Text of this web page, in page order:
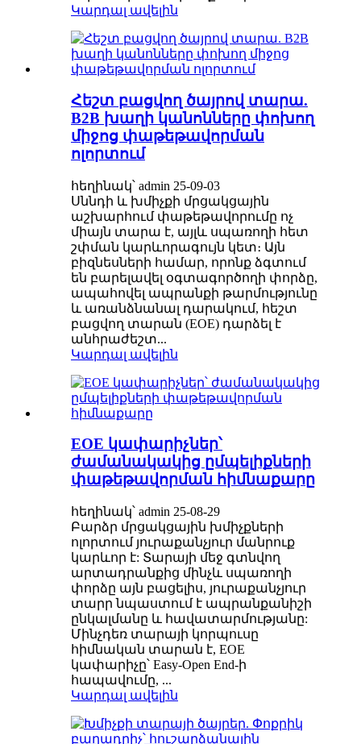
Կարդալ ավելին
Հեշտ բացվող ծայրով տարա.
B2B խաղի կանոնները փոխող
միջոց փաթեթավորման
ոլորտում
հեղինակ՝ admin 25-09-03
Սննդի և խմիչքի մրցակցային
աշխարհում փաթեթավորումը ոչ
միայն տարա է, այլև սպառողի հետ
շփման կարևորագույն կետ։ Այն
բիզնեսների համար, որոնք ձգտում
են բարելավել օգտագործողի փորձը,
ապահովել ապրանքի թարմությունը
և առանձնանալ դարակում, հեշտ
բացվող տարան (EOE) դարձել է
անհրաժեշտ...
Կարդալ ավելին
EOE կափարիչներ՝
ժամանակակից ըմպելիքների
փաթեթավորման հիմնաքարը
հեղինակ՝ admin 25-08-29
Բարձր մրցակցային խմիչքների
ոլորտում յուրաքանչյուր մանրուք
կարևոր է: Տարայի մեջ գտնվող
արտադրանքից մինչև սպառողի
փորձը այն բացելիս, յուրաքանչյուր
տարր նպաստում է ապրանքանիշի
ընկալմանը և հավատարմությանը:
Մինչդեռ տարայի կորպուսը
հիմնական տարան է, EOE
կափարիչը՝ Easy-Open End-ի
հապավումը, ...
Կարդալ ավելին